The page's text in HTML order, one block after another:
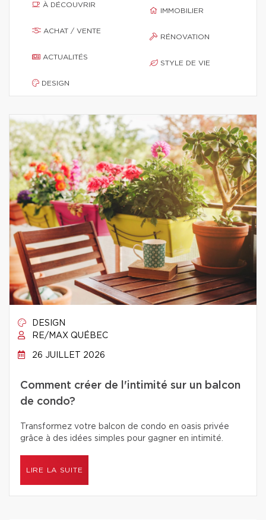
À DÉCOUVRIR
ACHAT / VENTE
ACTUALITÉS
DESIGN
IMMOBILIER
RÉNOVATION
STYLE DE VIE
DESIGN
RE/MAX QUÉBEC
26 JUILLET 2026
Comment créer de l'intimité sur un balcon
de condo?
Transformez votre balcon de condo en oasis privée
grâce à des idées simples pour gagner en intimité.
LIRE LA SUITE